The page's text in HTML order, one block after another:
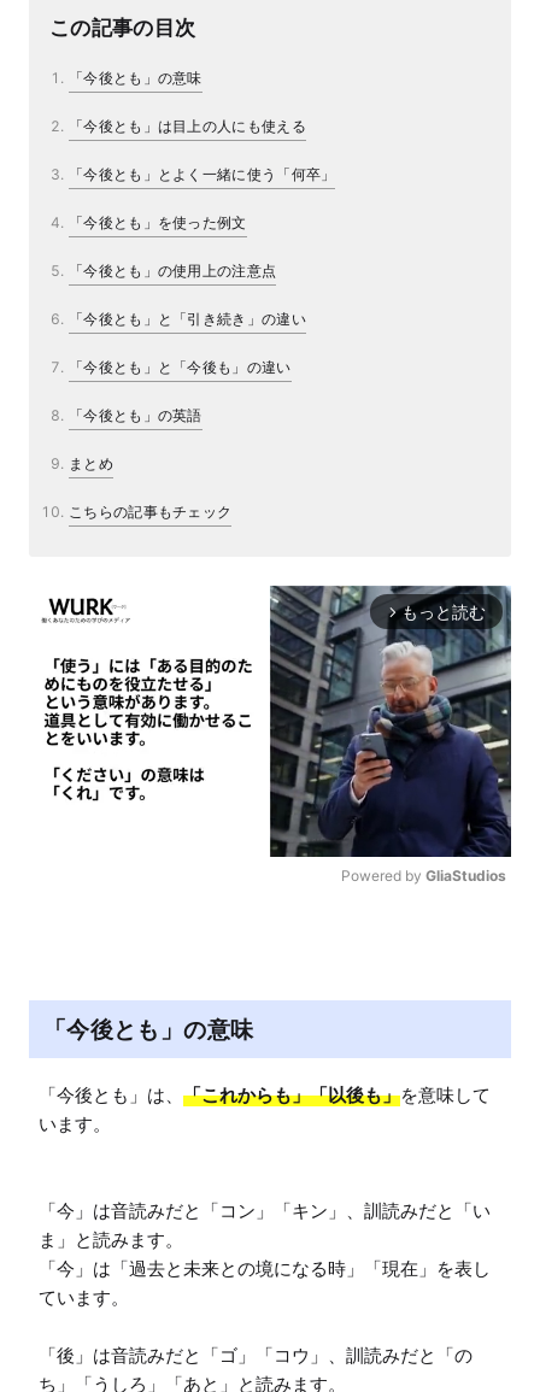
この記事の目次
「今後とも」の意味
「今後とも」は目上の人にも使える
「今後とも」とよく一緒に使う「何卒」
「今後とも」を使った例文
「今後とも」の使用上の注意点
「今後とも」と「引き続き」の違い
「今後とも」と「今後も」の違い
「今後とも」の英語
まとめ
こちらの記事もチェック
arrow_forward_ios もっと読む
Powered by GliaStudios
「今後とも」の意味
「今後とも」は、 「これからも」「以後も」を意味して
います。
「今」は音読みだと「コン」「キン」、訓読みだと「い
ま」と読みます。
「今」は「過去と未来との境になる時」「現在」を表し
ています。
「後」は音読みだと「ゴ」「コウ」、訓読みだと「の
ち」「うしろ」「あと」と読みます。